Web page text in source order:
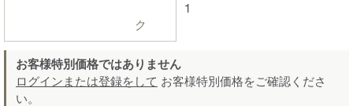
ク
1
お客様特別価格ではありません
ログインまたは登録をして お客様特別価格をご確認くださ
い。